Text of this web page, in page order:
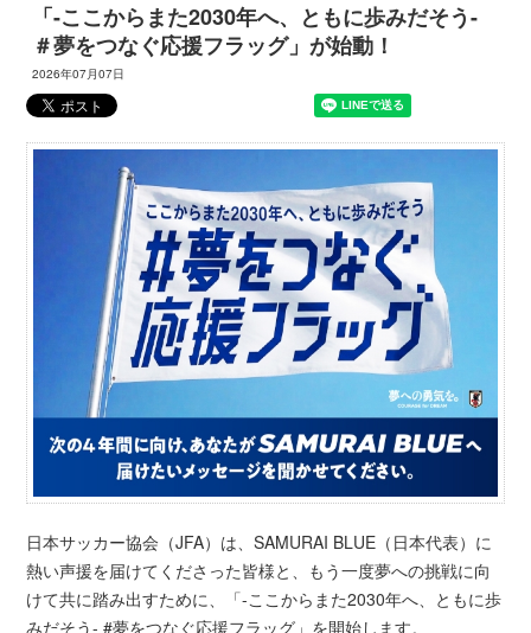
「-ここからまた2030年へ、ともに歩みだそう-
＃夢をつなぐ応援フラッグ」が始動！
2026年07月07日
日本サッカー協会（JFA）は、SAMURAI BLUE（日本代表）に
熱い声援を届けてくださった皆様と、もう一度夢への挑戦に向
けて共に踏み出すために、「-ここからまた2030年へ、ともに歩
みだそう- #夢をつなぐ応援フラッグ」を開始します。